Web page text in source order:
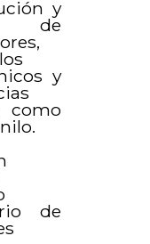
y
de
y
como
de